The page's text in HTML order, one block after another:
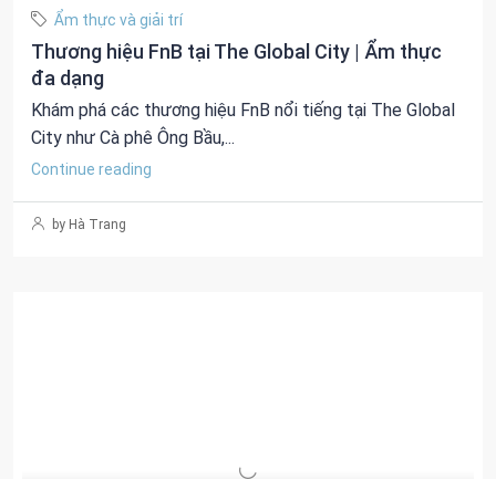
Ẩm thực và giải trí
Thương hiệu FnB tại The Global City | Ẩm thực
đa dạng
Khám phá các thương hiệu FnB nổi tiếng tại The Global
City như Cà phê Ông Bầu,...
Continue reading
by Hà Trang